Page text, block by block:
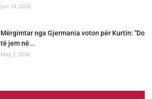
Jun 14, 2026
Mërgimtar nga Gjermania voton për Kurtin: "Do
të jem në...
May 2, 2026